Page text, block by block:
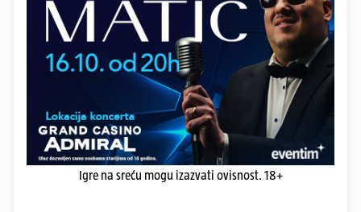
Igre na sreću mogu izazvati ovisnost. 18+